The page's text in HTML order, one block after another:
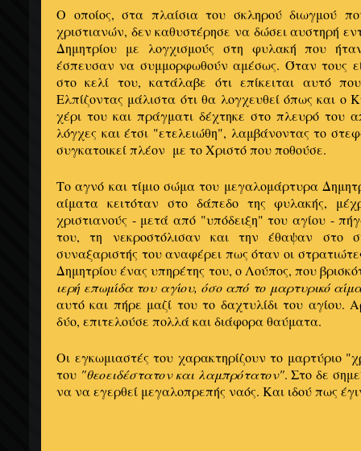
Ο οποίος, στα πλαίσια του σκληρού διωγμού
χριστιανών, δεν καθυστέρησε να δώσει αυστηρή
Δημητρίου με λογχισμούς στη φυλακή που
έσπευσαν να συμμορφωθούν αμέσως. Όταν τους
στο κελί του, κατάλαβε ότι επίκειται αυτό
Ελπίζοντας μάλιστα ότι θα λογχευθεί όπως και ο
χέρι του και πράγματι δέχτηκε στο πλευρό του
λόγχες και έτσι "ετελειώθη", λαμβάνοντας το
συγκατοικεί πλέον με το Χριστό που ποθούσε.
Το αγνό και τίμιο σώμα του μεγαλομάρτυρα
αίματα κειτόταν στο δάπεδο της φυλακής,
χριστιανούς - μετά από "υπόδειξη" του αγίου -
του, τη νεκροστόλισαν και την έθαψαν στο
συναξαριστής του αναφέρει πως όταν οι
Δημητρίου ένας υπηρέτης του, ο Λούπος, που
ιερή επωμίδα του αγίου, όσο από το μαρτυρικό
αυτό και πήρε μαζί του το δαχτυλίδι του αγίου.
δύο, επιτελούσε πολλά και διάφορα θαύματα.
Οι εγκωμιαστές του χαρακτηρίζουν το μαρτύριο
του "θεοειδέστατον και λαμπρότατον". Στο δε
να να εγερθεί μεγαλοπρεπής ναός. Και ιδού πως